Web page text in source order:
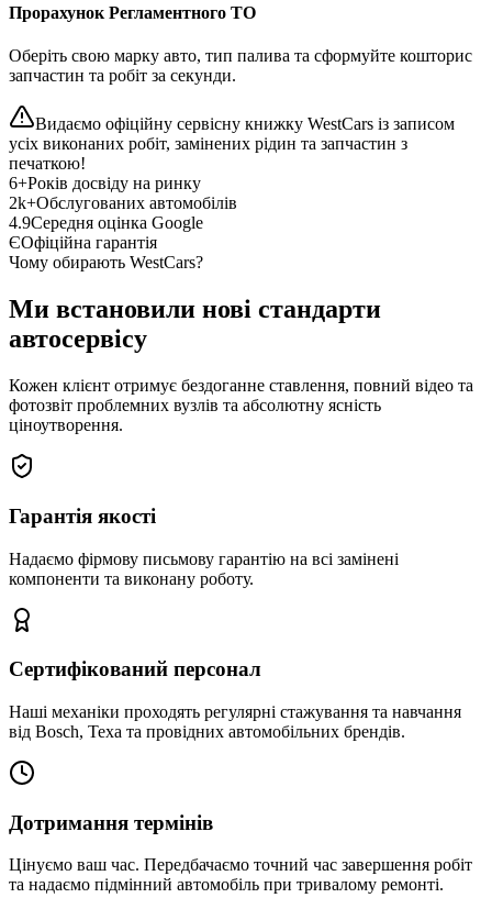
Прорахунок Регламентного ТО
Оберіть свою марку авто, тип палива та сформуйте кошторис
запчастин та робіт за секунди.
Видаємо офіційну сервісну книжку WestCars із записом
усіх виконаних робіт, замінених рідин та запчастин з
печаткою!
6+Років досвіду на ринку
2k+Обслугованих автомобілів
4.9Середня оцінка Google
ЄОфіційна гарантія
Чому обирають WestCars?
Ми встановили нові стандарти
автосервісу
Кожен клієнт отримує бездоганне ставлення, повний відео та
фотозвіт проблемних вузлів та абсолютну ясність
ціноутворення.
Гарантія якості
Надаємо фірмову письмову гарантію на всі замінені
компоненти та виконану роботу.
Сертифікований персонал
Наші механіки проходять регулярні стажування та навчання
від Bosch, Texa та провідних автомобільних брендів.
Дотримання термінів
Цінуємо ваш час. Передбачаємо точний час завершення робіт
та надаємо підмінний автомобіль при тривалому ремонті.